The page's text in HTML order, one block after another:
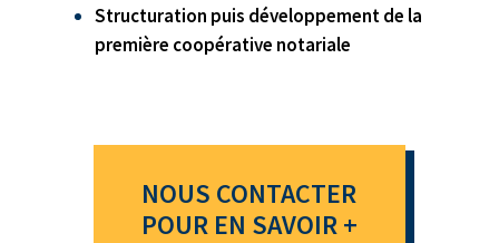
Structuration puis développement de la
première coopérative notariale
NOUS CONTACTER
POUR EN SAVOIR +